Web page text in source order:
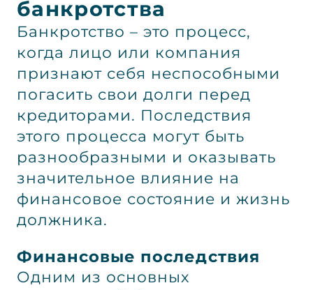
банкротства
Банкротство – это процесс,
когда лицо или компания
признают себя неспособными
погасить свои долги перед
кредиторами. Последствия
этого процесса могут быть
разнообразными и оказывать
значительное влияние на
финансовое состояние и жизнь
должника.
Финансовые последствия
Одним из основных